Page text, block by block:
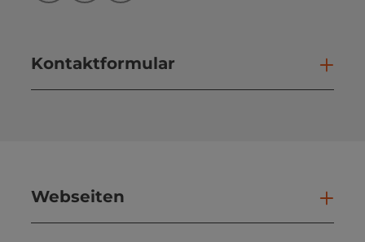
Kontaktformular
Webseiten